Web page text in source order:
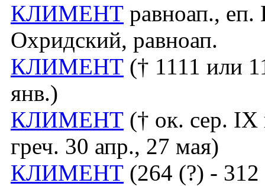
КЛИМЕНТ равноап.,
Охридский, равноап.
КЛИМЕНТ († 1111 или
янв.)
КЛИМЕНТ († ок. сер.
греч. 30 апр., 27 мая)
КЛИМЕНТ (264 (?) -